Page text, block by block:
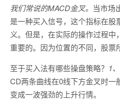
我们常说的MACD金叉。 当市场
是一种买入信号，这个指标在
义。但是，在实际的操作过程
重要的。因为位置的不同，股票
至于买入法有哪些操盘策略？ 1
CD两条曲线在0线下方金叉时一
变成一波强劲的上升行情。